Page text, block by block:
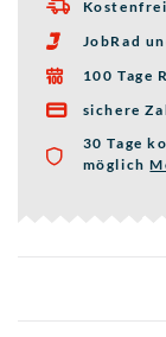

 JobRad
 100 Tage

sichere
30 Tage
möglich